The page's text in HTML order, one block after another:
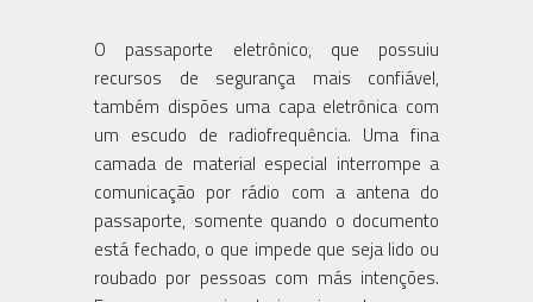
O passaporte eletrônico, que possuiu
recursos de segurança mais confiável,
também dispões uma capa eletrônica com
um escudo de radiofrequência. Uma fina
camada de material especial interrompe a
comunicação por rádio com a antena do
passaporte, somente quando o documento
está fechado, o que impede que seja lido ou
roubado por pessoas com más intenções.